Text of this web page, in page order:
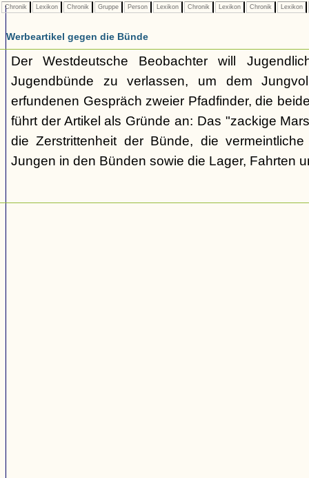
Chronik Lexikon Chronik Gruppe Person Lexikon Chronik Lexikon Chronik Lexikon
Werbeartikel gegen die Bünde
Der Westdeutsche Beobachter will
Jugendbünde zu verlassen, um dem
erfundenen Gespräch zweier Pfadfinder, die
führt der Artikel als Gründe an: Das "zackige
die Zerstrittenheit der Bünde, die
Jungen in den Bünden sowie die Lager, Fahrten